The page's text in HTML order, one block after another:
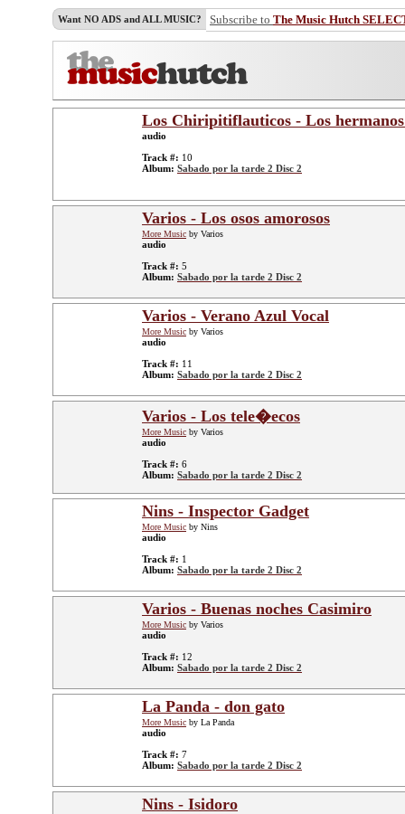
Want NO ADS and ALL MUSIC? Subscribe to The Music Hutch
Los Chiripitiflauticos - Los
audio
Track #: 10
Album: Sabado por la tarde 2 Disc 2
Varios - Los osos amorosos
More Music by Varios
audio
Track #: 5
Album: Sabado por la tarde 2 Disc 2
Varios - Verano Azul Vocal
More Music by Varios
audio
Track #: 11
Album: Sabado por la tarde 2 Disc 2
Varios - Los tele�ecos
More Music by Varios
audio
Track #: 6
Album: Sabado por la tarde 2 Disc 2
Nins - Inspector Gadget
More Music by Nins
audio
Track #: 1
Album: Sabado por la tarde 2 Disc 2
Varios - Buenas noches Casimiro
More Music by Varios
audio
Track #: 12
Album: Sabado por la tarde 2 Disc 2
La Panda - don gato
More Music by La Panda
audio
Track #: 7
Album: Sabado por la tarde 2 Disc 2
Nins - Isidoro